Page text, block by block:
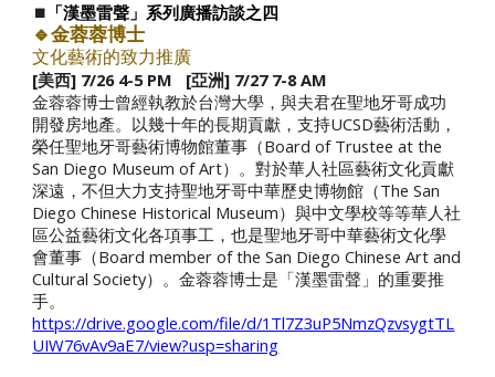
⏹️ 「漢墨雷聲」系列廣播訪談之四
🔹金蓉蓉博士
文化藝術的致力推廣
[美西] 7/26 4-5 PM [亞洲] 7/27 7-8 AM
金蓉蓉博士曾經執教於台灣大學，與夫君在聖地牙哥成功
開發房地產。以幾十年的長期貢獻，支持UCSD藝術活動，
榮任聖地牙哥藝術博物館董事（Board of Trustee at the
San Diego Museum of Art）。對於華人社區藝術文化貢獻
深遠，不但大力支持聖地牙哥中華歷史博物館（The San
Diego Chinese Historical Museum）與中文學校等等華人社
區公益藝術文化各項事工，也是聖地牙哥中華藝術文化學
會董事（Board member of the San Diego Chinese Art and
Cultural Society）。金蓉蓉博士是「漢墨雷聲」的重要推
手。
https://drive.google.com/file/d/1Tl7Z3uP5NmzQzvsygtTL
UIW76vAv9aE7/view?usp=sharing